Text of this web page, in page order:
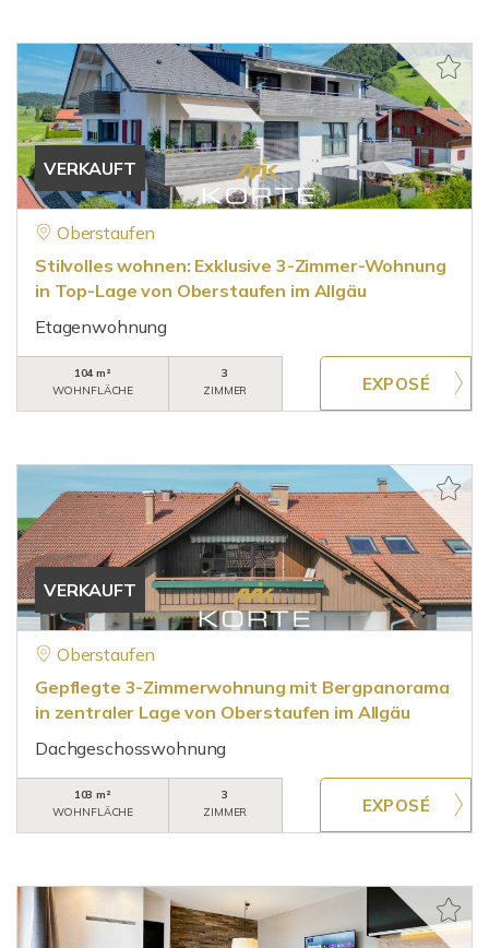
VERKAUFT
Oberstaufen
Stilvolles wohnen: Exklusive 3-Zimmer-Wohnung
in Top-Lage von Oberstaufen im Allgäu
Etagenwohnung
104 m²
WOHNFLÄCHE
3
ZIMMER
VERKAUFT
Oberstaufen
Gepflegte 3-Zimmerwohnung mit Bergpanorama
in zentraler Lage von Oberstaufen im Allgäu
Dachgeschosswohnung
103 m²
WOHNFLÄCHE
3
ZIMMER